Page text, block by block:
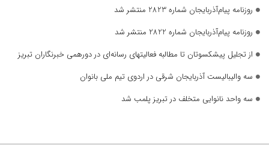
روزنامه پیام‌آذربایجان شماره 2823 منتشر شد
روزنامه پیام‌آذربایجان شماره 2822 منتشر شد
از تجلیل پیشکسوتان تا مطالبه فعالیتهای رسانه‌ای در دورهمی خبرنگاران تبریز
سه والیبالیست آذربایجان‌ شرقی در اردوی تیم ملی بانوان
سه واحد نانوایی متخلف در تبریز پلمب شد